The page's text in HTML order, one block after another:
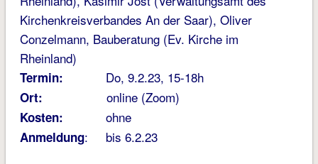
Kirchenkreisverbandes An der Saar), Oliver
Conzelmann, Bauberatung (Ev. Kirche im
Rheinland)
Termin: Do, 9.2.23, 15-18h
Ort: online (Zoom)
Kosten: ohne
Anmeldung: bis 6.2.23